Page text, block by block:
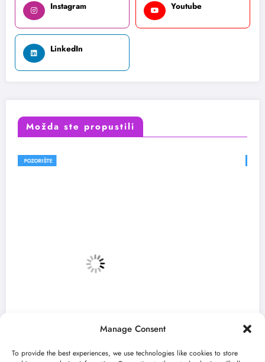
Manage Consent
To provide the best experiences, we use technologies like cookies to store
Instagram Youtube
LinkedIn
Možda ste propustili